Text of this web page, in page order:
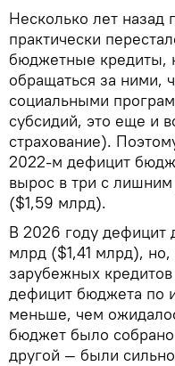
Несколько лет назад
практически
бюджетные кредиты,
обращаться за ними,
социальными
субсидий, это еще и
страхование).
2022-м дефицит
вырос в три с
($1,59 млрд).
В 2026 году дефицит
млрд ($1,41 млрд),
зарубежных кредитов
дефицит бюджета по
меньше, чем
бюджет было
другой — были